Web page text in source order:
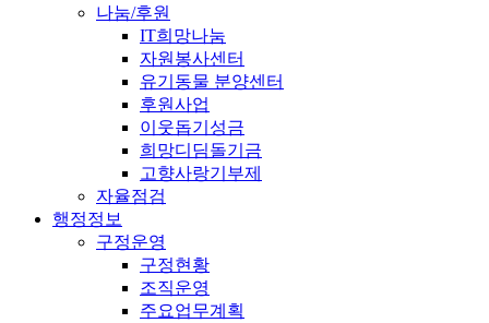
나눔/후원
IT희망나눔
자원봉사센터
유기동물 분양센터
후원사업
이웃돕기성금
희망디딤돌기금
고향사랑기부제
자율점검
행정정보
구정운영
구정현황
조직운영
주요업무계획